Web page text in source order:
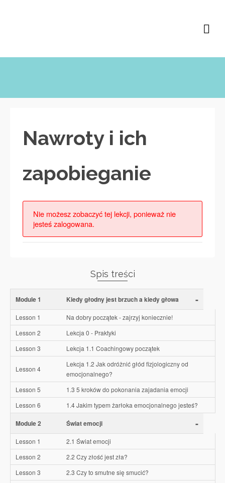
Nawroty i ich
zapobieganie
Nie możesz zobaczyć tej lekcji, ponieważ nie
jesteś zalogowana.
Spis treści
Module 1 Kiedy głodny jest brzuch a kiedy głowa -
Lesson 1
Na dobry początek - zajrzyj koniecznie!
Lesson 2
Lekcja 0 - Praktyki
Lesson 3
Lekcja 1.1 Coachingowy początek
Lesson 4
Lekcja 1.2 Jak odróżnić głód fizjologiczny od
emocjonalnego?
Lesson 5
1.3 5 kroków do pokonania zajadania emocji
Lesson 6
1.4 Jakim typem żarłoka emocjonalnego jesteś?
Module 2 Świat emocji -
Lesson 1
2.1 Świat emocji
Lesson 2
2.2 Czy złość jest zła?
Lesson 3
2.3 Czy to smutne się smucić?